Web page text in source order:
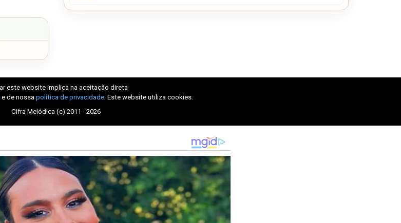
este website implica na aceitação direta
e de nossa política de privacidade. Este website utiliza cookies.
Cifra Melódica (c) 2011 - 2026